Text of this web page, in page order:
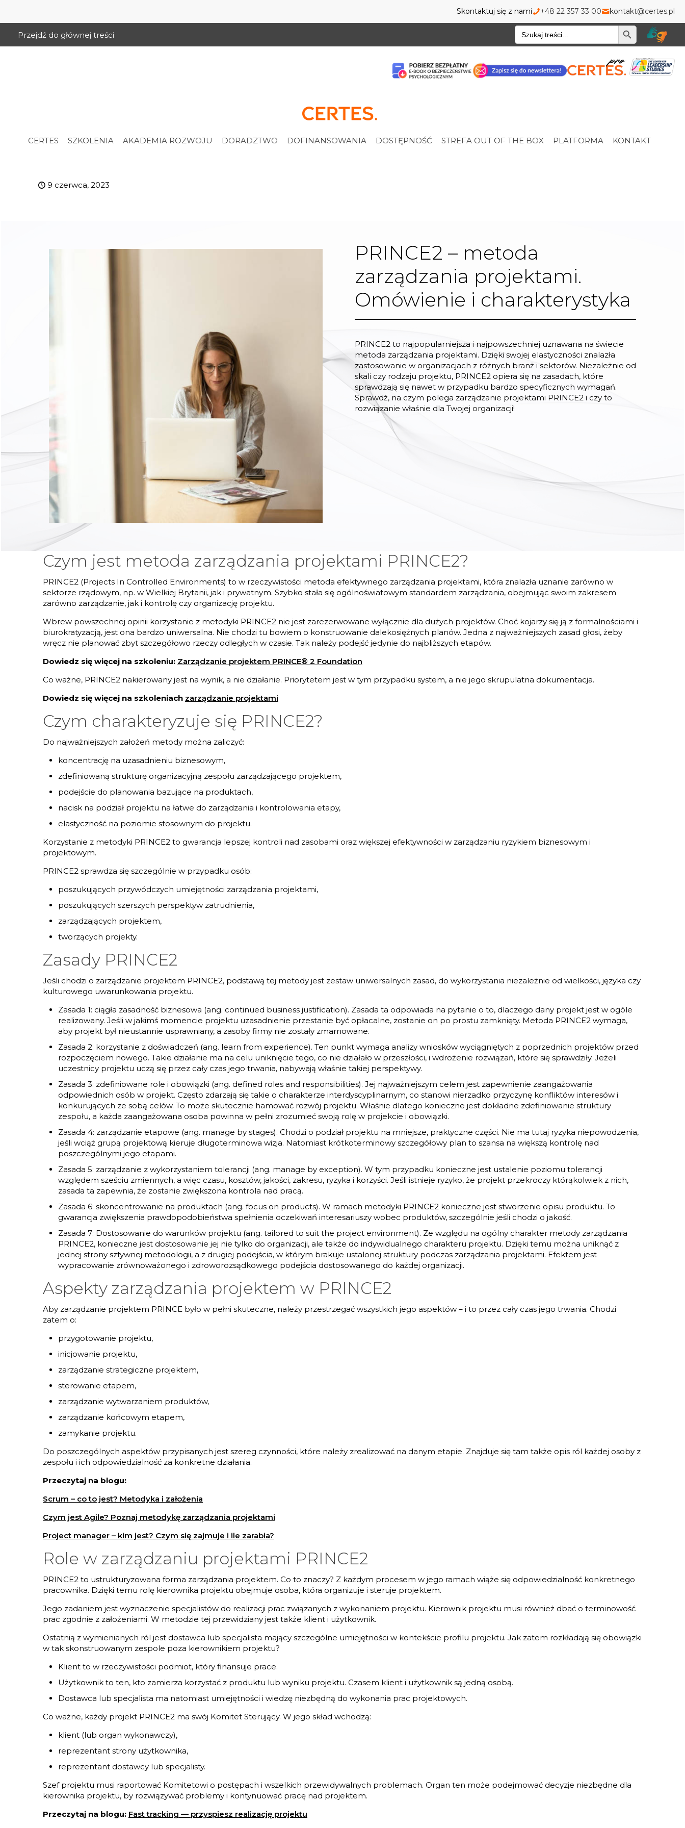
Skontaktuj się z nami +48 22 357 33 00 kontakt@certes.pl
Przejdź do głównej treści
Wyszukiwarka
CERTES SZKOLENIA AKADEMIA ROZWOJU DORADZTWO DOFINANSOWANIA DOSTĘPNOŚĆ STREFA OUT OF THE BOX PLATFORMA KONTAKT
9 czerwca, 2023
PRINCE2 – metoda
zarządzania projektami.
Omówienie i charakterystyka
PRINCE2 to najpopularniejsza i najpowszechniej uznawana na świecie
metoda zarządzania projektami. Dzięki swojej elastyczności znalazła
zastosowanie w organizacjach z różnych branż i sektorów. Niezależnie od
skali czy rodzaju projektu, PRINCE2 opiera się na zasadach, które
sprawdzają się nawet w przypadku bardzo specyficznych wymagań.
Sprawdź, na czym polega zarządzanie projektami PRINCE2 i czy to
rozwiązanie właśnie dla Twojej organizacji!
Czym jest metoda zarządzania projektami PRINCE2?
PRINCE2 (Projects In Controlled Environments) to w rzeczywistości metoda efektywnego zarządzania projektami, która znalazła uznanie zarówno w
sektorze rządowym, np. w Wielkiej Brytanii, jak i prywatnym. Szybko stała się ogólnoświatowym standardem zarządzania, obejmując swoim zakresem
zarówno zarządzanie, jak i kontrolę czy organizację projektu.
Wbrew powszechnej opinii korzystanie z metodyki PRINCE2 nie jest zarezerwowane wyłącznie dla dużych projektów. Choć kojarzy się ją z formalnościami i
biurokratyzacją, jest ona bardzo uniwersalna. Nie chodzi tu bowiem o konstruowanie dalekosiężnych planów. Jedna z najważniejszych zasad głosi, żeby
wręcz nie planować zbyt szczegółowo rzeczy odległych w czasie. Tak należy podejść jedynie do najbliższych etapów.
Dowiedz się więcej na szkoleniu: Zarządzanie projektem PRINCE® 2 Foundation
Co ważne, PRINCE2 nakierowany jest na wynik, a nie działanie. Priorytetem jest w tym przypadku system, a nie jego skrupulatna dokumentacja.
Dowiedz się więcej na szkoleniach zarządzanie projektami
Czym charakteryzuje się PRINCE2?
Do najważniejszych założeń metody można zaliczyć:
koncentrację na uzasadnieniu biznesowym,
zdefiniowaną strukturę organizacyjną zespołu zarządzającego projektem,
podejście do planowania bazujące na produktach,
nacisk na podział projektu na łatwe do zarządzania i kontrolowania etapy,
elastyczność na poziomie stosownym do projektu.
Korzystanie z metodyki PRINCE2 to gwarancja lepszej kontroli nad zasobami oraz większej efektywności w zarządzaniu ryzykiem biznesowym i
projektowym.
PRINCE2 sprawdza się szczególnie w przypadku osób:
poszukujących przywódczych umiejętności zarządzania projektami,
poszukujących szerszych perspektyw zatrudnienia,
zarządzających projektem,
tworzących projekty.
Zasady PRINCE2
Jeśli chodzi o zarządzanie projektem PRINCE2, podstawą tej metody jest zestaw uniwersalnych zasad, do wykorzystania niezależnie od wielkości, języka czy
kulturowego uwarunkowania projektu.
Zasada 1: ciągła zasadność biznesowa (ang. continued business justification). Zasada ta odpowiada na pytanie o to, dlaczego dany projekt jest w ogóle
realizowany. Jeśli w jakimś momencie projektu uzasadnienie przestanie być opłacalne, zostanie on po prostu zamknięty. Metoda PRINCE2 wymaga,
aby projekt był nieustannie usprawniany, a zasoby firmy nie zostały zmarnowane.
Zasada 2: korzystanie z doświadczeń (ang. learn from experience). Ten punkt wymaga analizy wniosków wyciągniętych z poprzednich projektów przed
rozpoczęciem nowego. Takie działanie ma na celu uniknięcie tego, co nie działało w przeszłości, i wdrożenie rozwiązań, które się sprawdziły. Jeżeli
uczestnicy projektu uczą się przez cały czas jego trwania, nabywają właśnie takiej perspektywy.
Zasada 3: zdefiniowane role i obowiązki (ang. defined roles and responsibilities). Jej najważniejszym celem jest zapewnienie zaangażowania
odpowiednich osób w projekt. Często zdarzają się takie o charakterze interdyscyplinarnym, co stanowi nierzadko przyczynę konfliktów interesów i
konkurujących ze sobą celów. To może skutecznie hamować rozwój projektu. Właśnie dlatego konieczne jest dokładne zdefiniowanie struktury
zespołu, a każda zaangażowana osoba powinna w pełni zrozumieć swoją rolę w projekcie i obowiązki.
Zasada 4: zarządzanie etapowe (ang. manage by stages). Chodzi o podział projektu na mniejsze, praktyczne części. Nie ma tutaj ryzyka niepowodzenia,
jeśli wciąż grupą projektową kieruje długoterminowa wizja. Natomiast krótkoterminowy szczegółowy plan to szansa na większą kontrolę nad
poszczególnymi jego etapami.
Zasada 5: zarządzanie z wykorzystaniem tolerancji (ang. manage by exception). W tym przypadku konieczne jest ustalenie poziomu tolerancji
względem sześciu zmiennych, a więc czasu, kosztów, jakości, zakresu, ryzyka i korzyści. Jeśli istnieje ryzyko, że projekt przekroczy którąkolwiek z nich,
zasada ta zapewnia, że zostanie zwiększona kontrola nad pracą.
Zasada 6: skoncentrowanie na produktach (ang. focus on products). W ramach metodyki PRINCE2 konieczne jest stworzenie opisu produktu. To
gwarancja zwiększenia prawdopodobieństwa spełnienia oczekiwań interesariuszy wobec produktów, szczególnie jeśli chodzi o jakość.
Zasada 7: Dostosowanie do warunków projektu (ang. tailored to suit the project environment). Ze względu na ogólny charakter metody zarządzania
PRINCE2, konieczne jest dostosowanie jej nie tylko do organizacji, ale także do indywidualnego charakteru projektu. Dzięki temu można uniknąć z
jednej strony sztywnej metodologii, a z drugiej podejścia, w którym brakuje ustalonej struktury podczas zarządzania projektami. Efektem jest
wypracowanie zrównoważonego i zdroworozsądkowego podejścia dostosowanego do każdej organizacji.
Aspekty zarządzania projektem w PRINCE2
Aby zarządzanie projektem PRINCE było w pełni skuteczne, należy przestrzegać wszystkich jego aspektów – i to przez cały czas jego trwania. Chodzi
zatem o:
przygotowanie projektu,
inicjowanie projektu,
zarządzanie strategiczne projektem,
sterowanie etapem,
zarządzanie wytwarzaniem produktów,
zarządzanie końcowym etapem,
zamykanie projektu.
Do poszczególnych aspektów przypisanych jest szereg czynności, które należy zrealizować na danym etapie. Znajduje się tam także opis ról każdej osoby z
zespołu i ich odpowiedzialność za konkretne działania.
Przeczytaj na blogu:
Scrum – co to jest? Metodyka i założenia
Czym jest Agile? Poznaj metodykę zarządzania projektami
Project manager – kim jest? Czym się zajmuje i ile zarabia?
Role w zarządzaniu projektami PRINCE2
PRINCE2 to ustrukturyzowana forma zarządzania projektem. Co to znaczy? Z każdym procesem w jego ramach wiąże się odpowiedzialność konkretnego
pracownika. Dzięki temu rolę kierownika projektu obejmuje osoba, która organizuje i steruje projektem.
Jego zadaniem jest wyznaczenie specjalistów do realizacji prac związanych z wykonaniem projektu. Kierownik projektu musi również dbać o terminowość
prac zgodnie z założeniami. W metodzie tej przewidziany jest także klient i użytkownik.
Ostatnią z wymienianych ról jest dostawca lub specjalista mający szczególne umiejętności w kontekście profilu projektu. Jak zatem rozkładają się obowiązki
w tak skonstruowanym zespole poza kierownikiem projektu?
Klient to w rzeczywistości podmiot, który finansuje prace.
Użytkownik to ten, kto zamierza korzystać z produktu lub wyniku projektu. Czasem klient i użytkownik są jedną osobą.
Dostawca lub specjalista ma natomiast umiejętności i wiedzę niezbędną do wykonania prac projektowych.
Co ważne, każdy projekt PRINCE2 ma swój Komitet Sterujący. W jego skład wchodzą:
klient (lub organ wykonawczy),
reprezentant strony użytkownika,
reprezentant dostawcy lub specjalisty.
Szef projektu musi raportować Komitetowi o postępach i wszelkich przewidywalnych problemach. Organ ten może podejmować decyzje niezbędne dla
kierownika projektu, by rozwiązywać problemy i kontynuować pracę nad projektem.
Przeczytaj na blogu: Fast tracking — przyspiesz realizację projektu